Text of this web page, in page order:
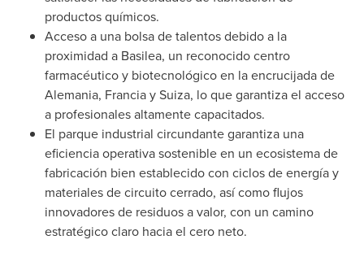
productos químicos.
Acceso a una bolsa de talentos debido a la
proximidad a Basilea, un reconocido centro
farmacéutico y biotecnológico en la encrucijada de
Alemania, Francia y Suiza, lo que garantiza el acceso
a profesionales altamente capacitados.
El parque industrial circundante garantiza una
eficiencia operativa sostenible en un ecosistema de
fabricación bien establecido con ciclos de energía y
materiales de circuito cerrado, así como flujos
innovadores de residuos a valor, con un camino
estratégico claro hacia el cero neto.